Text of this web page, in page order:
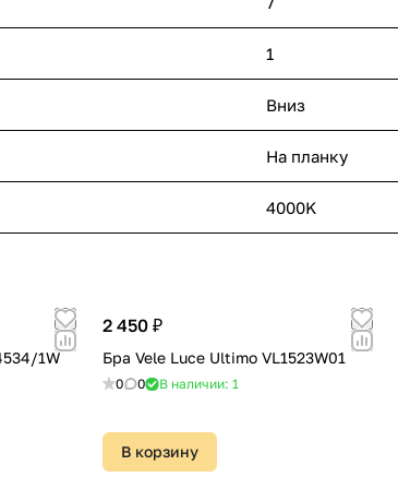
1
Вниз
На планку
4000K
1W
2 450 ₽
Бра Vele Luce Ultimo VL1523W01
0 0 В наличии: 1
В корзину